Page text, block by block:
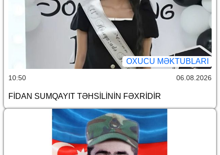
OXUCU MƏKTUBLARI
10:50 06.08.2026
FİDAN SUMQAYIT TƏHSİLİNİN FƏXRİDİR